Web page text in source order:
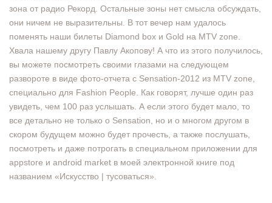
зона от радио Рекорд. Остальные зоны нет смысла обсуждать,
они ничем не выразительны. В тот вечер нам удалось
поменять наши билеты Diamond box и Gold на MTV zone.
Хвала нашему другу Павлу Акопову! А что из этого получилось,
вы можете посмотреть своими глазами на следующем
развороте в виде фото-отчета с Sensation-2012 из MTV zone,
специально для Fashion People. Как говорят, лучше один раз
увидеть, чем 100 раз услышать. А если этого будет мало, то
все детально не только о Sensation, но и о многом другом в
скором будущем можно будет прочесть, а также послушать,
посмотреть и даже потрогать в специальном приложении для
appstore и android market в моей электронной книге под
названием «Искусство | тусоваться».